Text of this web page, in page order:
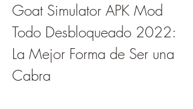
Goat Simulator APK Mod
Todo Desbloqueado 2022:
La Mejor Forma de Ser una
Cabra